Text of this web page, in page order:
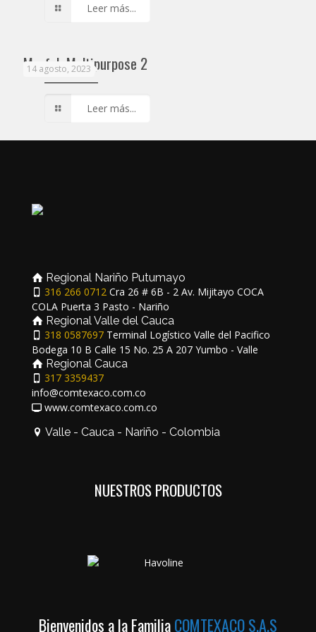
Leer más...
14 agosto, 2023
Marfak Multipurpose 2
Leer más...
Regional Nariño Putumayo
316 266 0712 Cra 26 # 6B - 2 Av. Mijitayo COCA
COLA Puerta 3 Pasto - Nariño
Regional Valle del Cauca
318 0587697 Terminal Logístico Valle del Pacifico
Bodega 10 B Calle 15 No. 25 A 207 Yumbo - Valle
Regional Cauca
317 3359437
info@comtexaco.com.co
www.comtexaco.com.co
Valle - Cauca - Nariño - Colombia
NUESTROS PRODUCTOS
Bienvenidos a la FamiliaCOMTEXACO S.A.S